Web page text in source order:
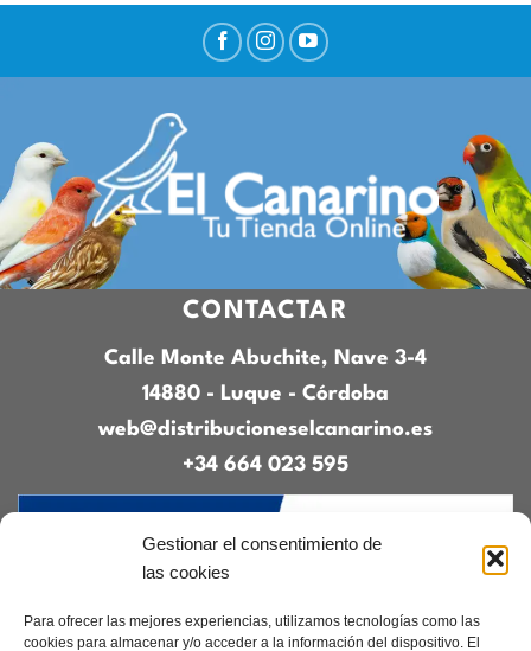
Gestionar el consentimiento de
las cookies
Para ofrecer las mejores experiencias, utilizamos tecnologías como las
cookies para almacenar y/o acceder a la información del dispositivo. El
CONTACTAR
Calle Monte Abuchite, Nave 3-4
14880 - Luque - Córdoba
web@distribucioneselcanarino.es
+34 664 023 595